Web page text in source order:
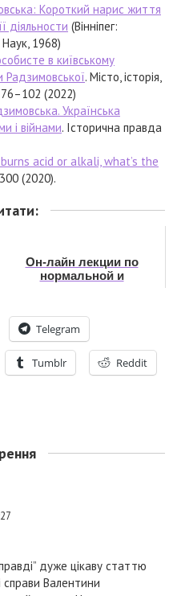
Короткий нарис життя
діяльности (Вінніпег:
Наук, 1968)
в київському
Радзимовської. Місто, історія,
76–102 (2022)
Українська
і війнами. Історична правда
acid or alkali, what’s the
(2020).
Он-лайн лекции по
нормальной и
Telegram
Tumblr Reddit
дуже цікаву статтю
справи Валентини